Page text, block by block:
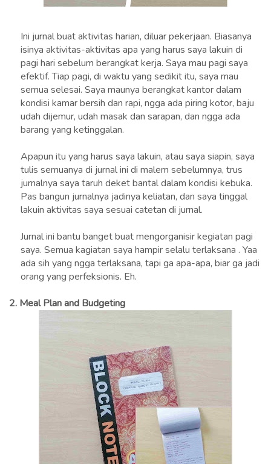
Ini jurnal buat aktivitas harian, diluar pekerjaan. Biasanya
isinya aktivitas-aktivitas apa yang harus saya lakuin di
pagi hari sebelum berangkat kerja. Saya mau pagi saya
efektif. Tiap pagi, di waktu yang sedikit itu, saya mau
semua selesai. Saya maunya berangkat kantor dalam
kondisi kamar bersih dan rapi, ngga ada piring kotor, baju
udah dijemur, udah masak dan sarapan, dan ngga ada
barang yang ketinggalan.
Apapun itu yang harus saya lakuin, atau saya siapin, saya
tulis semuanya di jurnal ini di malem sebelumnya, trus
jurnalnya saya taruh deket bantal dalam kondisi kebuka.
Pas bangun jurnalnya jadinya keliatan, dan saya tinggal
lakuin aktivitas saya sesuai catetan di jurnal.
Jurnal ini bantu banget buat mengorganisir kegiatan pagi
saya. Semua kagiatan saya hampir selalu terlaksana . Yaa
ada sih yang ngga terlaksana, tapi ga apa-apa, biar ga jadi
orang yang perfeksionis. Eh.
2. Meal Plan and Budgeting